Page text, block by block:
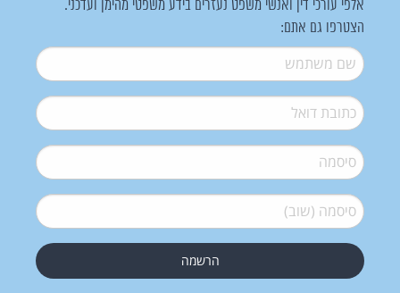
אלפי עורכי דין ואנשי משפט נעזרים בידע משפטי מהימן ועדכני.
הצטרפו גם אתם:
שם משתמש*
דואל*
סיסמה*
סיסמה (שוב)*